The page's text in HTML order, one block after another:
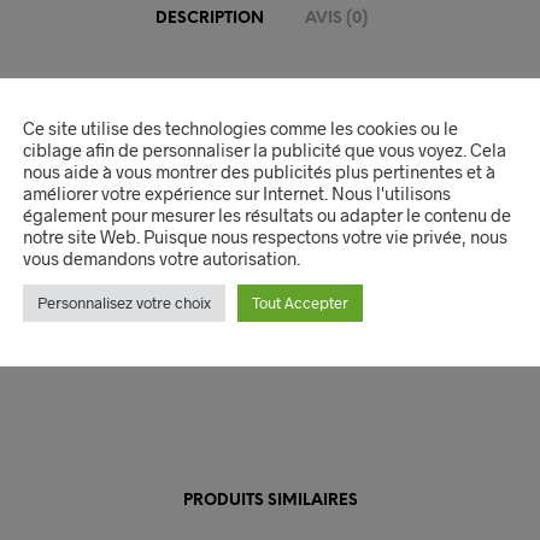
DESCRIPTION AVIS (0)
du produit
Glycerin 100 ml Huile hydratante parfumée à la
pour la peau
externe uniquement, éviter le contact avec les yeux ;
enfants, tenir à l’écart des sources de chaleur et des
PRODUITS SIMILAIRES
Ce site utilise des technologies comme les cookies ou le
ciblage afin de personnaliser la publicité que vous voyez. Cela
nous aide à vous montrer des publicités plus pertinentes et à
améliorer votre expérience sur Internet. Nous l'utilisons
également pour mesurer les résultats ou adapter le contenu de
notre site Web. Puisque nous respectons votre vie privée, nous
vous demandons votre autorisation.
Personnalisez votre choix Tout Accepter